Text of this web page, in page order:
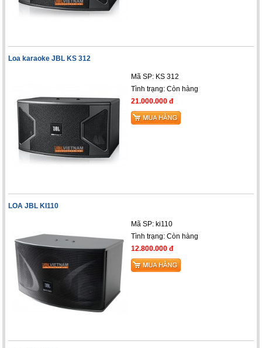
Loa karaoke JBL KS 312
Mã SP: KS 312
Tình trạng: Còn hàng
21.000.000 đ
LOA JBL KI110
Mã SP: ki110
Tình trạng: Còn hàng
12.800.000 đ